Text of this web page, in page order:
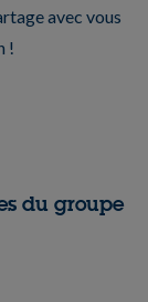
avec vous
!
du groupe